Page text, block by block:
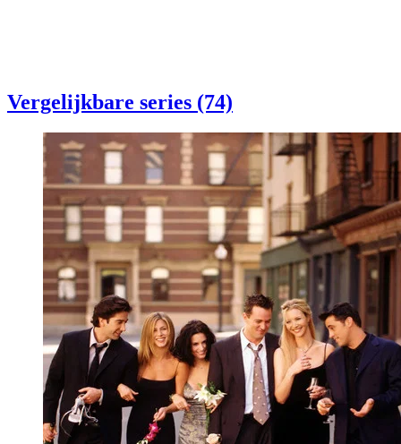
Vergelijkbare series (74)